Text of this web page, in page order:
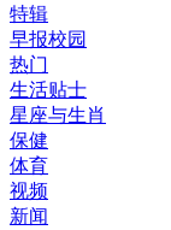
特辑
早报校园
热门
生活贴士
星座与生肖
保健
体育
视频
新闻